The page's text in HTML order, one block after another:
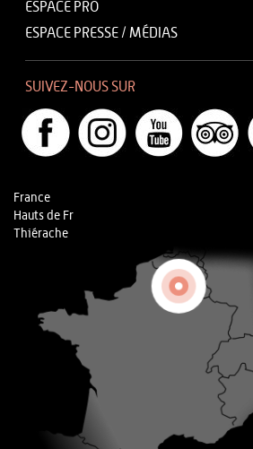
ESPACE PRO
ESPACE PRESSE / MÉDIAS
SUIVEZ-NOUS SUR
France
Hauts de Fr
Thiérache